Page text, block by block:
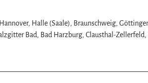
Halle (Saale), Braunschweig,
Bad, Bad Harzburg, Clausthal-